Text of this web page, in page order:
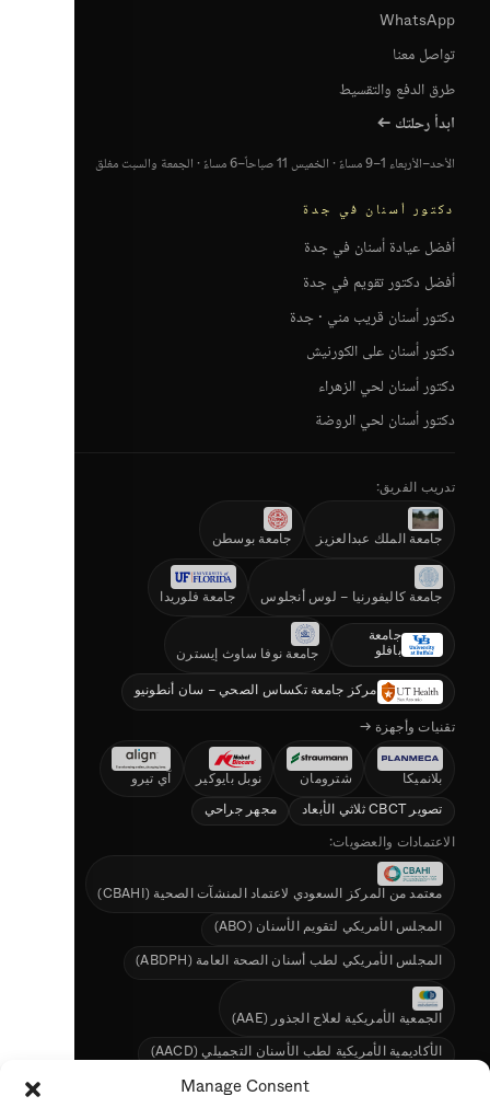
Manage Consent
WhatsApp
تواصل معنا
طرق الدفع والتقسيط
ابدأ رحلتك ←
الأحد–الأربعاء 1–9 مساءً · الخميس 11 صباحاً–6 مساءً · الجمعة والسبت مغلق
دكتور أسنان في جدة
أفضل عيادة أسنان في جدة
أفضل دكتور تقويم في جدة
دكتور أسنان قريب مني · جدة
دكتور أسنان على الكورنيش
دكتور أسنان لحي الزهراء
دكتور أسنان لحي الروضة
تدريب الفريق:
جامعة الملك عبدالعزيز جامعة بوسطن
جامعة كاليفورنيا – لوس أنجلوس جامعة فلوريدا
جامعة
بافلو
جامعة نوفا ساوث إيسترن
مركز جامعة تكساس الصحي – سان أنطونيو
تقنيات وأجهزة →
بلانميكا شترومان نوبل بايوكير آي تيرو
تصوير CBCT ثلاثي الأبعاد مجهر جراحي
الاعتمادات والعضويات:
معتمد من المركز السعودي لاعتماد المنشآت الصحية (CBAHI)
المجلس الأمريكي لتقويم الأسنان (ABO)
المجلس الأمريكي لطب أسنان الصحة العامة (ABDPH)
الجمعية الأمريكية لعلاج الجذور (AAE)
الأكاديمية الأمريكية لطب الأسنان التجميلي (AACD)
الجمعية السعودية لطب الأسنان (SDS)